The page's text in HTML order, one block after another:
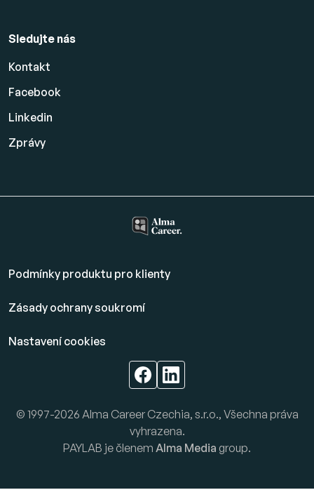
Sledujte nás
Kontakt
Facebook
Linkedin
Zprávy
Podmínky produktu pro klienty
Zásady ochrany soukromí
Nastavení cookies
© 1997-2026 Alma Career Czechia, s.r.o., Všechna práva
vyhrazena.
PAYLAB je členem Alma Media group.